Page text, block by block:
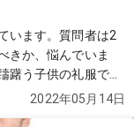
います。質問者は2
きか、悩んでいま
う子供の礼服です
2022年05月14日